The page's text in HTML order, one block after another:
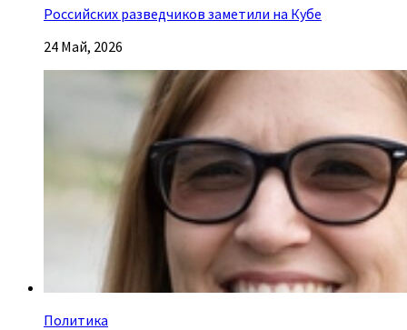
Российских разведчиков заметили на Кубе
24 Май, 2026
Политика